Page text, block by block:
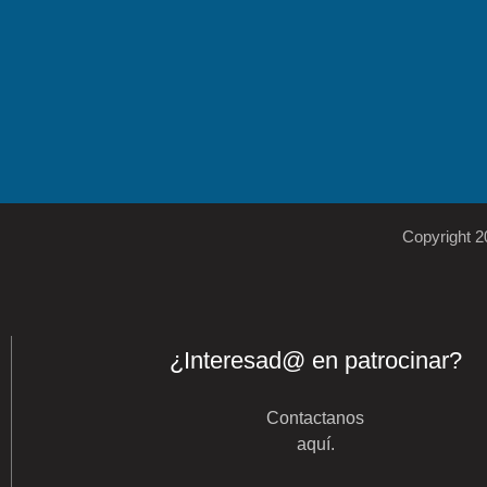
Copyright
¿Interesad@ en patrocinar?
Contactanos
aquí.